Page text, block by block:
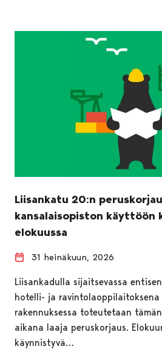
Liisankatu 20:n
kansalaisopiston käyttöön
elokuussa
31 heinäkuun, 2026
Liisankadulla sijaitsevassa
hotelli- ja
rakennuksessa toteutetaan
aikana laaja peruskorjaus.
käynnistyvä…